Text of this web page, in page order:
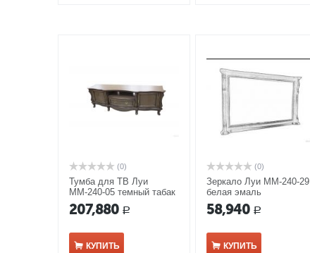
(0)
Тумба для ТВ Луи
ММ-240-05 темный табак
207,880 Р
КУПИТЬ
(0)
Зеркало Луи ММ-240-29
белая эмаль
58,940 Р
КУПИТЬ